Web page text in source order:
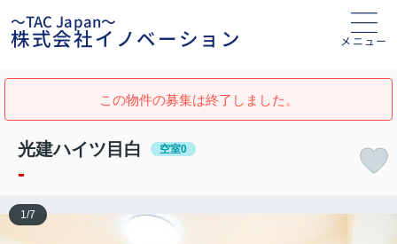
～TAC Japan～
株式会社イノベーション メニュー
この物件の募集は終了しました。
光建ハイツ目白 空室0
-
1 /7